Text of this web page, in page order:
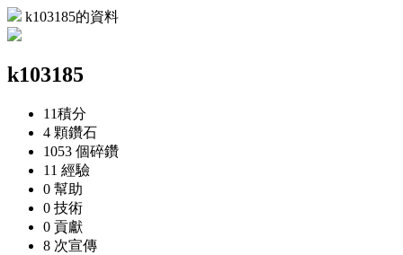
k103185的資料
k103185
11積分
4 顆鑽石
1053 個碎鑽
11 經驗
0 幫助
0 技術
0 貢獻
8 次宣傳